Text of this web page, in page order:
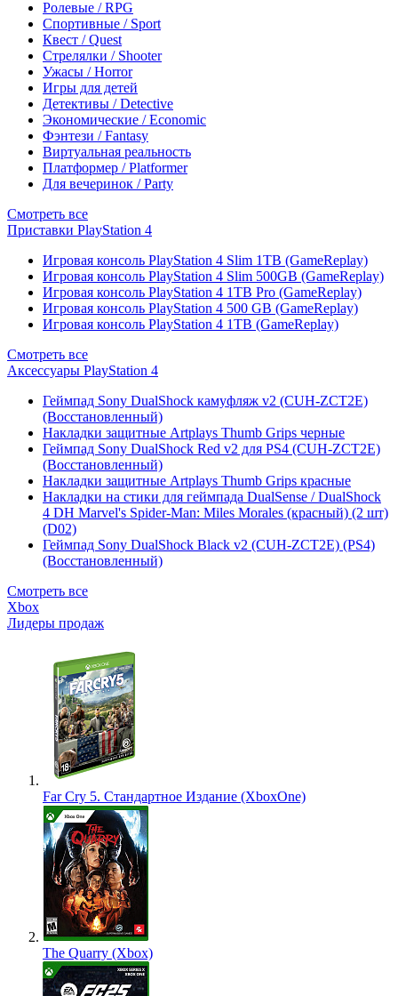
Ролевые / RPG
Спортивные / Sport
Квест / Quest
Стрелялки / Shooter
Ужасы / Horror
Игры для детей
Детективы / Detective
Экономические / Economic
Фэнтези / Fantasy
Виртуальная реальность
Платформер / Platformer
Для вечеринок / Party
Смотреть все
Приставки PlayStation 4
Игровая консоль PlayStation 4 Slim 1TB (GameReplay)
Игровая консоль PlayStation 4 Slim 500GB (GameReplay)
Игровая консоль PlayStation 4 1TB Pro (GameReplay)
Игровая консоль PlayStation 4 500 GB (GameReplay)
Игровая консоль PlayStation 4 1TB (GameReplay)
Смотреть все
Аксессуары PlayStation 4
Геймпад Sony DualShock камуфляж v2 (CUH-ZCT2E)
(Восстановленный)
Накладки защитные Artplays Thumb Grips черные
Геймпад Sony DualShock Red v2 для PS4 (CUH-ZCT2E)
(Восстановленный)
Накладки защитные Artplays Thumb Grips красные
Накладки на стики для геймпада DualSense / DualShock
4 DH Marvel's Spider-Man: Miles Morales (красный) (2 шт)
(D02)
Геймпад Sony DualShock Black v2 (CUH-ZCT2E) (PS4)
(Восстановленный)
Смотреть все
Xbox
Лидеры продаж
Far Cry 5. Стандартное Издание (XboxOne)
The Quarry (Xbox)